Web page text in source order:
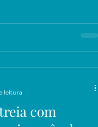
com
leitura